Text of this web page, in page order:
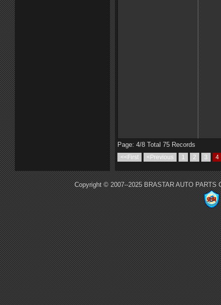
Page: 4/8 Total 75 Records
<<First <Previous 1 2 3 4
Copyright © 2007--2025 BRASTAR AUTO